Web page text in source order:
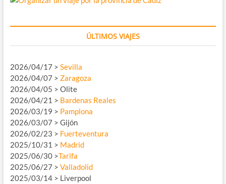
ÚLTIMOS VIAJES
2026/04/17 > Sevilla
2026/04/07 > Zaragoza
2026/04/05 > Olite
2026/04/21 > Bardenas Reales
2026/03/19 > Pamplona
2026/03/07 > Gijón
2026/02/23 > Fuerteventura
2025/10/31 > Madrid
2025/06/30 >Tarifa
2025/06/27 > Valladolid
2025/03/14 > Liverpool